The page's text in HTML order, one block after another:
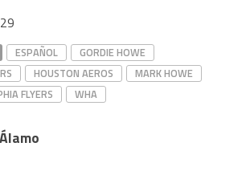
ESPAÑOL
GORDIE HOWE
HOUSTON AEROS
MARK HOWE
FLYERS WHA